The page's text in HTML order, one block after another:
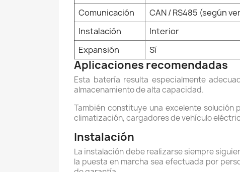
Comunicación
CAN / RS485 (según
Instalación
Interior
Expansión
Sí
Aplicaciones recomendadas
Esta batería resulta especialmente
almacenamiento de alta capacidad.
También constituye una excelente solución
climatización, cargadores de vehículo
Instalación
La instalación debe realizarse siempre
la puesta en marcha sea efectuada por